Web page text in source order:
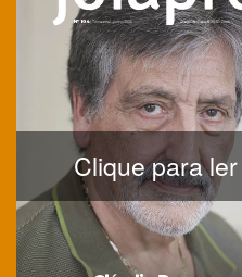
Clique para ler